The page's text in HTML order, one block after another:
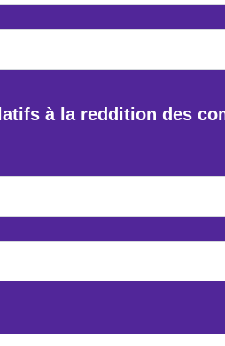
à la reddition des